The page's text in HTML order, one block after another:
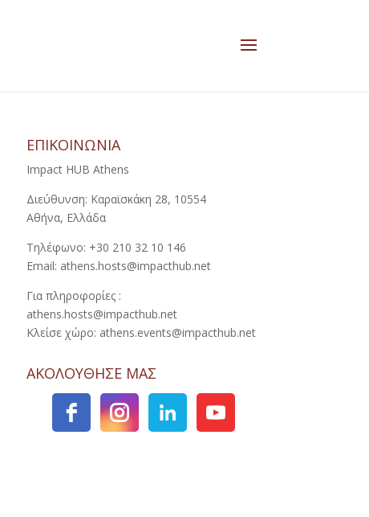
ΕΠΙΚΟΙΝΩΝΙΑ
Impact HUB Athens
Διεύθυνση: Καραϊσκάκη 28, 10554
Αθήνα, Ελλάδα
Τηλέφωνο: +30 210 32 10 146
Email: athens.hosts@impacthub.net
Για πληροφορίες :
athens.hosts@impacthub.net
Κλείσε χώρο: athens.events@impacthub.net
ΑΚΟΛΟΥΘΗΣΕ ΜΑΣ